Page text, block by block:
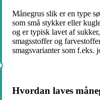
Månegrus slik er en type
som små stykker eller
og er typisk lavet af
smagsstoffer og
smagsvarianter som
Hvordan laves